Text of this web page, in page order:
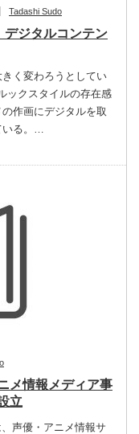
Tadashi Sudo
ジタルコンテン
く変わろうとしてい
ックスタイルの存在感
作画にデジタルを取
いる。…
メ情報メディア事
立
声優・アニメ情報サ